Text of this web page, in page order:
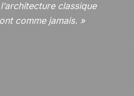
classique
comme jamais.